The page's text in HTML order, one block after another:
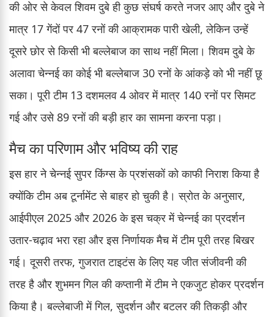
की ओर से केवल शिवम दुबे ही कुछ संघर्ष करते नजर आए और दुबे ने
मात्र 17 गेंदों पर 47 रनों की आक्रामक पारी खेली, लेकिन उन्हें
दूसरे छोर से किसी भी बल्लेबाज का साथ नहीं मिला। शिवम दुबे के
अलावा चेन्नई का कोई भी बल्लेबाज 30 रनों के आंकड़े को भी नहीं छू
सका। पूरी टीम 13 दशमलव 4 ओवर में मात्र 140 रनों पर सिमट
गई और उसे 89 रनों की बड़ी हार का सामना करना पड़ा।
मैच का परिणाम और भविष्य की राह
इस हार ने चेन्नई सुपर किंग्स के प्रशंसकों को काफी निराश किया है
क्योंकि टीम अब टूर्नामेंट से बाहर हो चुकी है। स्रोत के अनुसार,
आईपीएल 2025 और 2026 के इस चक्र में चेन्नई का प्रदर्शन
उतार-चढ़ाव भरा रहा और इस निर्णायक मैच में टीम पूरी तरह बिखर
गई। दूसरी तरफ, गुजरात टाइटंस के लिए यह जीत संजीवनी की
तरह है और शुभमन गिल की कप्तानी में टीम ने एकजुट होकर प्रदर्शन
किया है। बल्लेबाजी में गिल, सुदर्शन और बटलर की तिकड़ी और